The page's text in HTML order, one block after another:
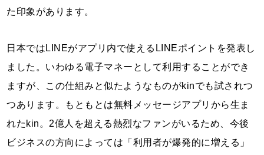
た印象があります。
日本ではLINEがアプリ内で使えるLINEポイントを発表し
ました。いわゆる電子マネーとして利用することができ
ますが、この仕組みと似たようなものがkinでも試されつ
つあります。もともとは無料メッセージアプリから生ま
れたkin。2億人を超える熱烈なファンがいるため、今後
ビジネスの方向によっては「利用者が爆発的に増える」